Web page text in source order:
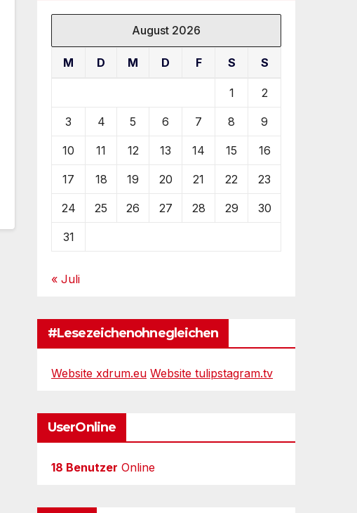
August 2026
M D M D F S S
1 2
3 4 5 6 7 8 9
10 11 12 13 14 15 16
17 18 19 20 21 22 23
24 25 26 27 28 29 30
31
« Juli
#Lesezeichenohnegleichen
Website xdrum.eu Website tulipstagram.tv
UserOnline
18 Benutzer Online